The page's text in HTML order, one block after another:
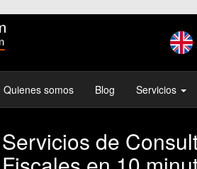
Quienes somos Blog Servicios
Servicios de"Muy contento con
Josep en todo